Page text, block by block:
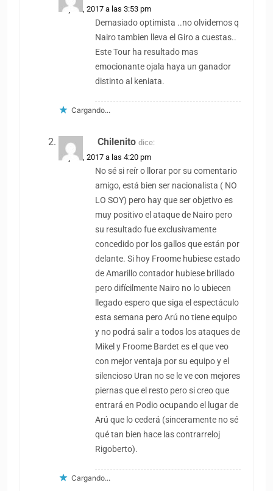
14 julio, 2017 a las 3:53 pm
Demasiado optimista ..no olvidemos q
Nairo tambien lleva el Giro a cuestas..
Este Tour ha resultado mas
emocionante ojala haya un ganador
distinto al keniata.
Cargando...
Chilenito dice:
14 julio, 2017 a las 4:20 pm
No sé si reír o llorar por su comentario
amigo, está bien ser nacionalista ( NO
LO SOY) pero hay que ser objetivo es
muy positivo el ataque de Nairo pero
su resultado fue exclusivamente
concedido por los gallos que están por
delante. Si hoy Froome hubiese estado
de Amarillo contador hubiese brillado
pero difícilmente Nairo no lo ubiecen
llegado espero que siga el espectáculo
esta semana pero Arú no tiene equipo
y no podrá salir a todos los ataques de
Mikel y Froome Bardet es el que veo
con mejor ventaja por su equipo y el
silencioso Uran no se le ve con mejores
piernas que el resto pero si creo que
entrará en Podio ocupando el lugar de
Arú que lo cederá (sinceramente no sé
qué tan bien hace las contrarreloj
Rigoberto).
Cargando...